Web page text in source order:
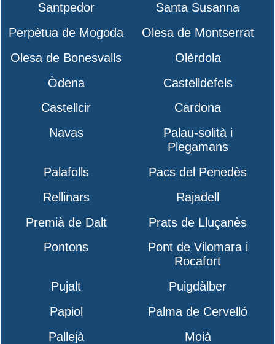
Santpedor
Santa Susanna
Perpètua de Mogoda
Olesa de Montserrat
Olesa de Bonesvalls
Olèrdola
Òdena
Castelldefels
Castellcir
Cardona
Navas
Palau-solità i
Plegamans
Palafolls
Pacs del Penedès
Rellinars
Rajadell
Premià de Dalt
Prats de Lluçanès
Pontons
Pont de Vilomara i
Rocafort
Pujalt
Puigdàlber
Papiol
Palma de Cervelló
Pallejà
Moià